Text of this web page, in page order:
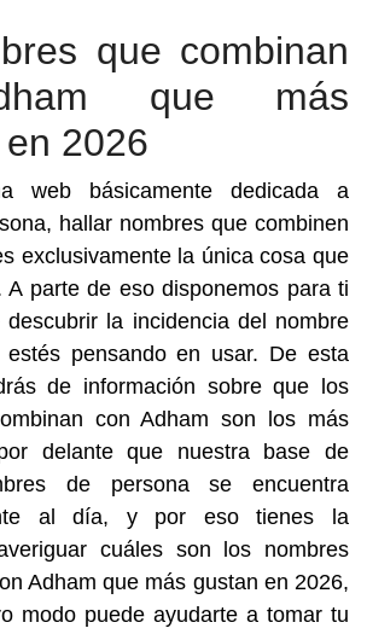
que combinan
que más
2026
web básicamente dedicada a
hallar nombres que combinen
exclusivamente la única cosa que
A parte de eso disponemos para ti
descubrir la incidencia del nombre
estés pensando en usar. De esta
de información sobre que los
con Adham son los más
delante que nuestra base de
de persona se encuentra
al día, y por eso tienes la
cuáles son los nombres
Adham que más gustan en 2026,
modo puede ayudarte a tomar tu